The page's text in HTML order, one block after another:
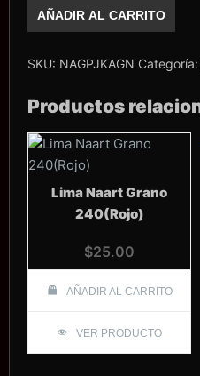
Art
Gel
Naart
AÑADIR AL CARRITO
SKU: NAGPJKAGN Categoría:
Productos
Lima Naart Grano
240(Rojo)
$25.00
AÑADIR AL CARRITO
VER PRODUCTO